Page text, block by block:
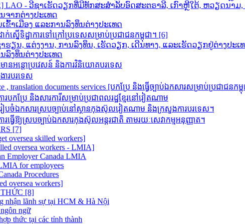
LAO - ວີຊາເຮັດວຽກທີ່ມີທັກສະສຳລັບອົດສະຕຣາລີ, ເກົາຫຼີໃຕ້, ຫວຽດນາ
ນຈາກຕ່າງປະເທດ
ເຂົ້າເມືອງ ແລະການລົງທຶນຕ່າງປະເທດ
ស្នើទិដ្ឋាការទៅក្រៅប្រទេសសម្រាប់ប្រជាជនកម្ពុជា។ [6]
ຊ່າຮຽນ, ແຕ່ງງານ, ການລົງທຶນ, ເຮັດວຽກ, ເດີນທາງ, ແລະເຮັດວຽກຢູ່ຕ່າງປະເ
ນລົງທຶນຕ່າງປະເທດ
ានអន្តោប្រវេសន៍ និងការវិនិយោគបរទេស
ារបរទេស
documents services [បកប្រែ និង​ធ្វើ​ច្បាប់​ឯកសារ​សម្រាប់​ប្រជាជន​កម្
កប្រែ និងសារការីសម្រាប់ប្រជាពលរដ្ឋខ្មែរនៅវៀតណាម
បចំឯកសារស្របច្បាប់នៅស្ថានកុងស៊ុលវៀតណាម និងក្រសួងការបរទេស។
វើឱ្យស្របច្បាប់ឯកសារកុងស៊ុលអន្តរជាតិ តាមរយៈសេវាកម្មអនុញ្ញាត។
[7]
oversea skilled workers]
oversea workers - LMIA]
Employer Canada LMIA
for employees
Procedures
oversea workers]
[8]
nhận lãnh sự tại HCM & Hà Nội
ngữ
thức tại các tỉnh thành